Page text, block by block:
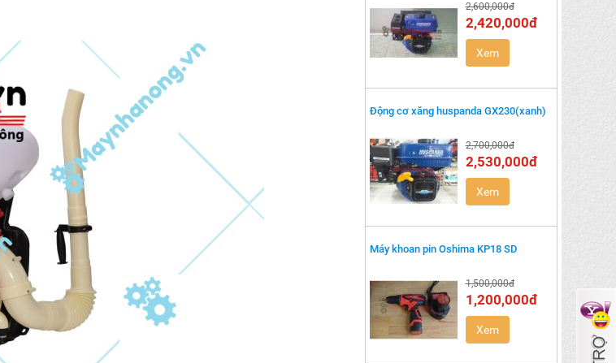
2,600,000đ
2,420,000đ
Xem
Động cơ xăng huspanda GX230(xanh)
2,700,000đ
2,530,000đ
Xem
Máy khoan pin Oshima KP18 SD
1,500,000đ
1,200,000đ
Xem